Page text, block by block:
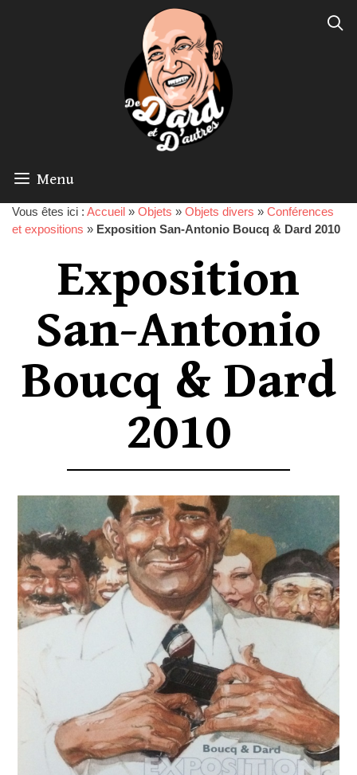
Menu
Vous êtes ici : Accueil » Objets » Objets divers » Conférences
et expositions » Exposition San-Antonio Boucq & Dard 2010
Exposition
San-Antonio
Boucq & Dard
2010